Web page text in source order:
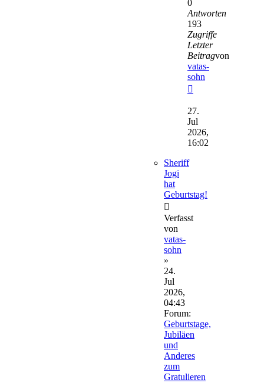
0
Antworten
193
Zugriffe
Letzter
Beitragvon
vatas-
sohn
Beitrag
27.
Jul
2026,
16:02
Sheriff
Jogi
hat
Geburtstag!
Verfasst
von
vatas-
sohn
»
24.
Jul
2026,
04:43
Forum:
Geburtstage,
Jubiläen
und
Anderes
zum
Gratulieren